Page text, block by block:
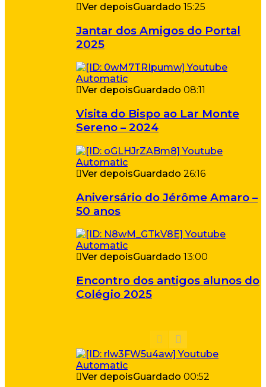
Ver depoisGuardado 15:25
Jantar dos Amigos do Portal
2025
Ver depoisGuardado 08:11
Visita do Bispo ao Lar Monte
Sereno – 2024
Ver depoisGuardado 26:16
Aniversário do Jérôme Amaro –
50 anos
Ver depoisGuardado 13:00
Encontro dos antigos alunos do
Colégio 2025
Ver depoisGuardado 00:52